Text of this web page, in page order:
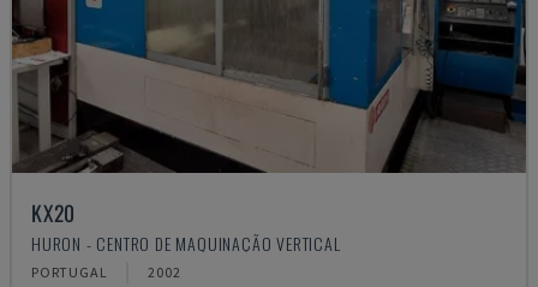
KX20
HURON - CENTRO DE MAQUINAÇÃO VERTICAL
PORTUGAL 2002